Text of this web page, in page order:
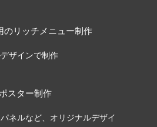
のリッチメニュー制作
ザインで制作
ポスター制作
ネルなど、オリジナルデザイ